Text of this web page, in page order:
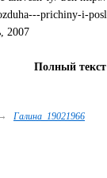
prichiny-i-
2007
Полный
Галина_19021966